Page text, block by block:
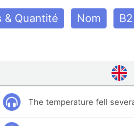
& Quantité Nom B2
The temperature fell